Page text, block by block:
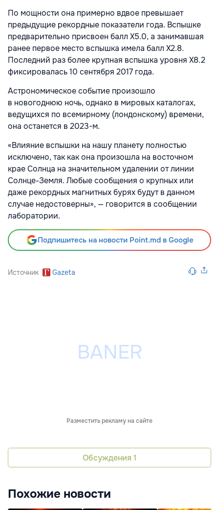
По мощности она примерно вдвое превышает
предыдущие рекордные показатели года. Вспышке
предварительно присвоен балл X5.0, а занимавшая
ранее первое место вспышка имела балл X2.8.
Последний раз более крупная вспышка уровня Х8.2
фиксировалась 10 сентября 2017 года.
Астрономическое событие произошло
в новогоднюю ночь, однако в мировых каталогах,
ведущихся по всемирному (лондонскому) времени,
она останется в 2023-м.
«Влияние вспышки на нашу планету полностью
исключено, так как она произошла на восточном
крае Солнца на значительном удалении от линии
Солнце-Земля. Любые сообщения о крупных или
даже рекордных магнитных бурях будут в данном
случае недостоверны», — говорится в сообщении
лаборатории.
Подпишитесь на новости Point.md в Google
Источник Gazeta
Разместить рекламу на сайте
Обсуждения 1
Похожие новости